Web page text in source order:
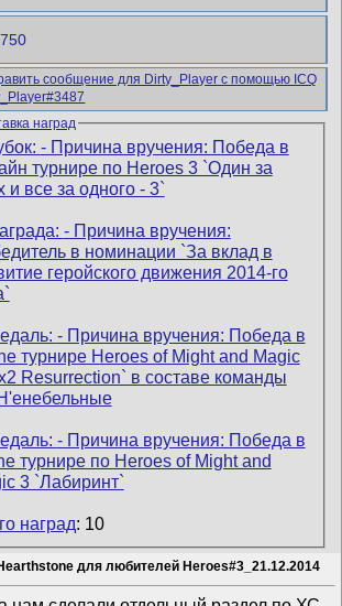
наград
наград: 10
для любителей Heroes#3_21.12.2014